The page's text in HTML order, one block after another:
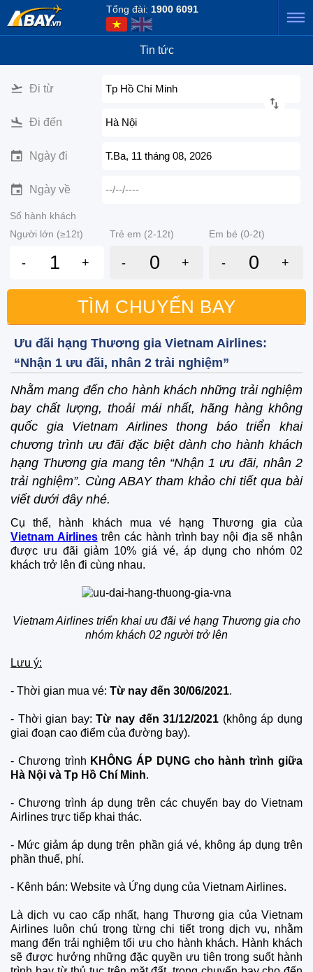
Tổng đài: 1900 6091
Tin tức
Đi từ Tp Hồ Chí Minh
Đi đến Hà Nội
Ngày đi T.Ba, 11 tháng 08, 2026
Ngày về --/--/----
Số hành khách
Người lớn (≥12t)
Trẻ em (2-12t) Em bé (0-2t)
- + - + - +
TÌM CHUYẾN BAY
Ưu đãi hạng Thương gia Vietnam Airlines:
“Nhận 1 ưu đãi, nhân 2 trải nghiệm”
Nhằm mang đến cho hành khách những trải nghiệm
bay chất lượng, thoải mái nhất, hãng hàng không
quốc gia Vietnam Airlines thong báo triển khai
chương trình ưu đãi đặc biệt dành cho hành khách
hạng Thương gia mang tên “Nhận 1 ưu đãi, nhân 2
trải nghiệm”. Cùng ABAY tham khảo chi tiết qua bài
viết dưới đây nhé.
Cụ thể, hành khách mua vé hạng Thương gia của
Vietnam Airlinestrên các hành trình bay nội địa sẽ nhận
được ưu đãi giảm 10% giá vé, áp dụng cho nhóm 02
khách trở lên đi cùng nhau.
Vietnam Airlines triển khai ưu đãi vé hạng Thương gia cho
nhóm khách 02 người trở lên
Lưu ý:
- Thời gian mua vé: Từ nay đến 30/06/2021.
- Thời gian bay: Từ nay đến 31/12/2021 (không áp dụng
giai đoạn cao điểm của đường bay).
- Chương trình KHÔNG ÁP DỤNG cho hành trình giữa
Hà Nội và Tp Hồ Chí Minh.
- Chương trình áp dụng trên các chuyến bay do Vietnam
Airlines trực tiếp khai thác.
- Mức giảm áp dụng trên phần giá vé, không áp dụng trên
phần thuế, phí.
- Kênh bán: Website và Ứng dụng của Vietnam Airlines.
Là dịch vụ cao cấp nhất, hạng Thương gia của Vietnam
Airlines luôn chú trọng từng chi tiết trong dịch vụ, nhằm
mang đến trải nghiệm tối ưu cho hành khách. Hành khách
sẽ được hưởng những đặc quyền ưu tiên trong suốt hành